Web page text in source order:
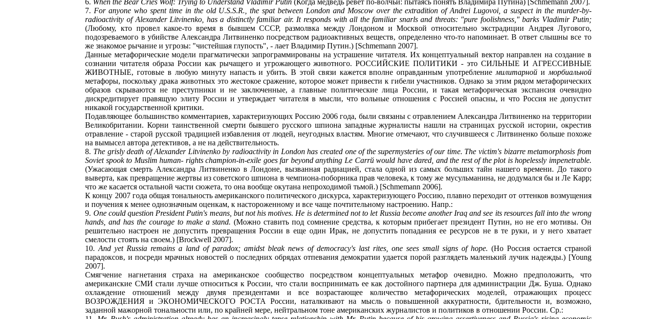
6. When the Bear Cries Wolf: Trying to Understand Vladimir Putin (Когда медведь ревет по-волчьи: пытаясь понять Владимира Путина) [Schmemann 2007].
7. For anyone who spent time in the old U.S.S.R., the spat between London and Moscow over the extradition of Andrei Lugovoi, a suspect in the murder-by-
radioactivity of Alexander Litvinenko, has a distinctly familiar air. It responds with all the familiar snarls and threats: "pure foolishness," barks Vladimir Putin;
(Любому, кто провел какое-то время в бывшем СССР, размолвка между Лондоном и Москвой относительно экстрадиции Андрея Лугового,
подозреваемого в убийстве Александра Литвиненко посредством радиоактивных веществ, определенно что-то напоминает. В ответ слышны все то
же знакомое рычание и угрозы: "чистейшая глупость", - лает Владимир Путин.) [Schmemann 2007].
Данные метафорические модели прагматически запрограммированы на устрашение читателя. Их концептуальный вектор направлен на создание в
сознании читателя образа России как рычащего и угрожающего животного. РОССИЙСКИЕ ПОЛИТИКИ - это СИЛЬНЫЕ И АГРЕССИВНЫЕ
ЖИВОТНЫЕ, готовые в любую минуту напасть и убить. В этой связи кажется вполне оправданным употребление милитарнойи морбиальной
метафоры, поскольку драка животных это жестокое сражение, которое может привести к гибели участников. Однако за этим рядом метафорических
образов скрываются не преступники и не заключенные, а главные политические лица России, и такая метафорическая экспансия очевидно
дискредитирует правящую элиту России и утверждает читателя в мысли, что вольные отношения с Россией опасны, и что Россия не допустит
никакой государственной критики.
Подавляющее большинство комментариев, характеризующих Россию 2006 года, были связаны с отравлением Александра Литвиненко на территории
Великобритании. Корни таинственной смерти бывшего русского шпиона западные журналисты нашли на страницах русской истории, окрестив
отравление - старой русской традицией избавления от людей, неугодных властям. Многие отмечают, что случившееся с Литвиненко больше похоже
на вымысел автора детективов, а не на действительность.
8. The grisly death of Alexander Litvinenko by radioactivity in London has created one of the supermysteries of our time. The victim's bizarre metamorphosis from
Soviet spook to Muslim human- rights champion-in-exile goes far beyond anything Le Carrй would have dared, and the rest of the plot is hopelessly impenetrable.
(Ужасающая смерть Александра Литвиненко в Лондоне, вызванная радиацией, стала одной из самых больших тайн нашего времени. До такого
выверта, как превращение жертвы из советского шпиона в чемпиона-поборника прав человека, к тому же мусульманина, не додумался бы и Ле Карр;
что же касается остальной части сюжета, то она вообще окутана непроходимой тьмой.) [Schmemann 2006].
К концу 2007 года общая тональность американского политического дискурса, характеризующего Россию, плавно переходит от оттенков возмущения
и поучения к менее однозначным оценкам, к настороженному и все чаще почтительному настроению. Напр.:
9. One could question President Putin's means, but not his motives. He is determined not to let Russia become another Iraq and see its resources fall into the wrong
hands, and has the courage to make a stand. (Можно ставить под сомнение средства, к которым прибегает президент Путин, но не его мотивы. Он
решительно настроен не допустить превращения России в еще один Ирак, не допустить попадания ее ресурсов не в те руки, и у него хватает
смелости стоять на своем.) [Brockwell 2007].
10.And yet Russia remains a land of paradox; amidst bleak news of democracy's last rites, one sees small signs of hope. (Но Россия остается страной
парадоксов, и посреди мрачных новостей о последних обрядах отпевания демократии удается порой разглядеть маленький лучик надежды.) [Young
2007].
Смягчение нагнетания страха на американское сообщество посредством концептуальных метафор очевидно. Можно предположить, что
американские СМИ стали лучше относиться к России, что стали воспринимать ее как достойного партнера для администрации Дж. Буша. Однако
охлаждение отношений между двумя президентами и все возрастающее количество метафорических моделей, отражающих процесс
ВОЗРОЖДЕНИЯ и ЭКОНОМИЧЕСКОГО РОСТА России, наталкивают на мысль о повышенной аккуратности, бдительности и, возможно,
заданной мажорной тональности или, по крайней мере, нейтральном тоне американских журналистов и политиков в отношении России. Ср.: